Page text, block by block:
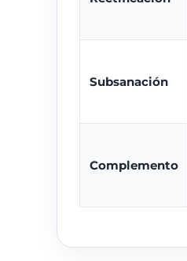
Subsanación
Complemento